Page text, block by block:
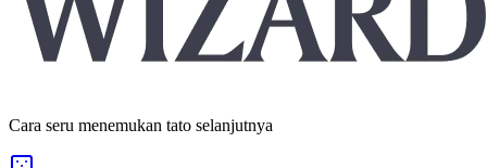
Cara seru menemukan tato selanjutnya